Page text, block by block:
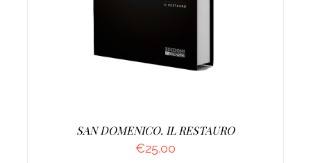
SAN DOMENICO. IL RESTAURO
€25.00